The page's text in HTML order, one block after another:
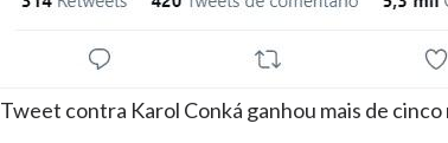
Tweet contra Karol Conká ganhou mais de cinco